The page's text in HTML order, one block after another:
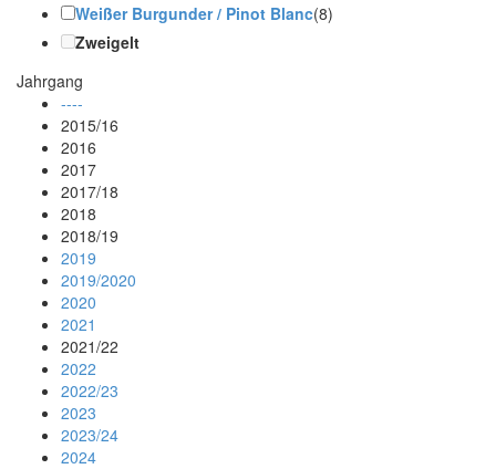
Weißer Burgunder / Pinot Blanc(8)
Zweigelt
Jahrgang
----
2015/16
2016
2017
2017/18
2018
2018/19
2019
2019/2020
2020
2021
2021/22
2022
2022/23
2023
2023/24
2024